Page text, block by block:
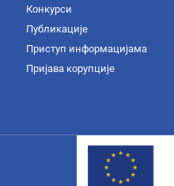
Конкурси
Публикације
Приступ информацијама
Пријава корупције